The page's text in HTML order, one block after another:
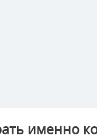
именно